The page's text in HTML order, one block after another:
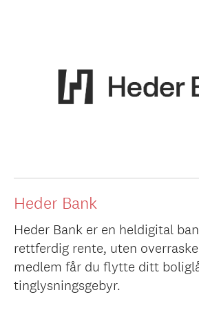
Heder Bank
Heder Bank er en heldigital
rettferdig rente, uten
medlem får du flytte ditt
tinglysningsgebyr.